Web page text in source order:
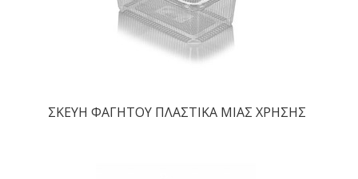
ΣΚΕΥΗ ΦΑΓΗΤΟΥ ΠΛΑΣΤΙΚΑ ΜΙΑΣ ΧΡΗΣΗΣ